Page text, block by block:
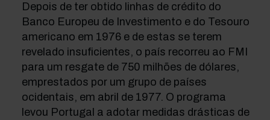
Depois de ter obtido linhas de crédito do
Banco Europeu de Investimento e do Tesouro
americano em 1976 e de estas se terem
revelado insuficientes, o país recorreu ao FMI
para um resgate de 750 milhões de dólares,
emprestados por um grupo de países
ocidentais, em abril de 1977. O programa
levou Portugal a adotar medidas drásticas de